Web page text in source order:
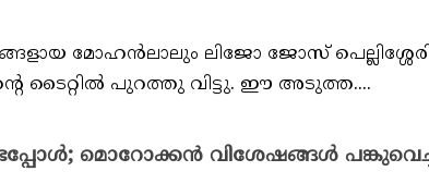
മോഹൻലാലും ലിജോ ജോസ്
ടൈറ്റിൽ പുറത്തു വിട്ടു. ഈ അടുത്ത....
മൊറോക്കൻ വിശേഷങ്ങൾ